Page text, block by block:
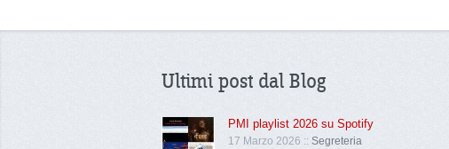
Ultimi post dal Blog
PMI playlist 2026 su Spotify
17 Marzo 2026 :: Segreteria